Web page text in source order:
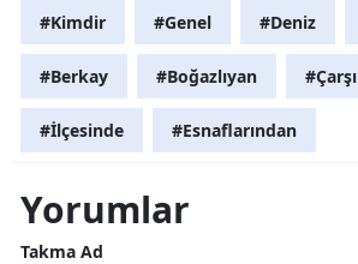
#Kimdir #Genel #Deniz
#Berkay #Boğazlıyan #Çarşı
#İlçesinde #Esnaflarından
Yorumlar
Takma Ad